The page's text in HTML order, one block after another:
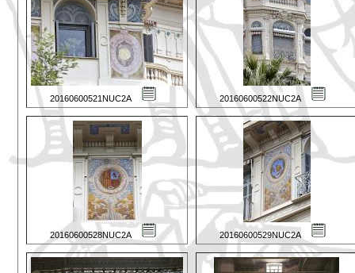
20160600521NUC2A 20160600522NUC2A
20160600528NUC2A 20160600529NUC2A